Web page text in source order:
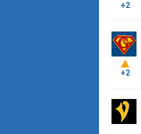
+2
+2